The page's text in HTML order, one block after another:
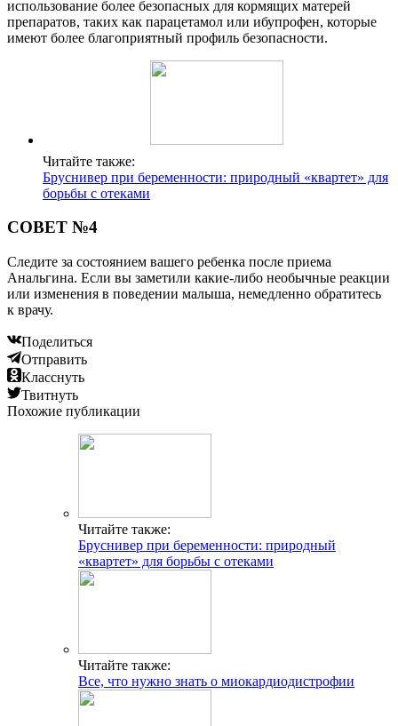
использование более безопасных для кормящих матерей
препаратов, таких как парацетамол или ибупрофен, которые
имеют более благоприятный профиль безопасности.
Читайте также:
Бруснивер при беременности: природный «квартет» для
борьбы с отеками
СОВЕТ №4
Следите за состоянием вашего ребенка после приема
Анальгина. Если вы заметили какие-либо необычные реакции
или изменения в поведении малыша, немедленно обратитесь
к врачу.
Поделиться
Отправить
Класснуть
Твитнуть
Похожие публикации
Читайте также:
Бруснивер при беременности: природный
«квартет» для борьбы с отеками
Читайте также:
Все, что нужно знать о миокардиодистрофии